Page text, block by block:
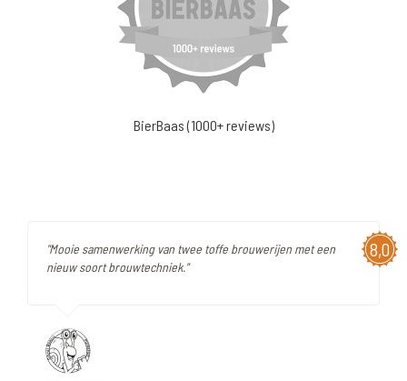
BierBaas (1000+ reviews)
8,0
"Mooie samenwerking van twee toffe brouwerijen met een
nieuw soort brouwtechniek."